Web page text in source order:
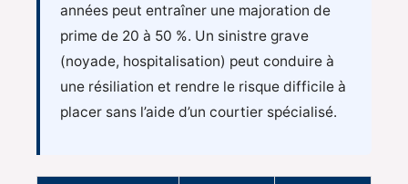
années peut entraîner une majoration de
prime de 20 à 50 %. Un sinistre grave
(noyade, hospitalisation) peut conduire à
une résiliation et rendre le risque difficile à
placer sans l’aide d’un courtier spécialisé.